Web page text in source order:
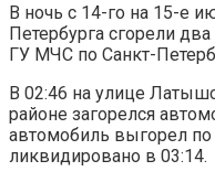
В ночь с 14-го на 15-е
Петербурга сгорели
ГУ МЧС по Санкт-
В 02:46 на улице
районе загорелся
автомобиль выгорел
ликвидировано в 03:14.